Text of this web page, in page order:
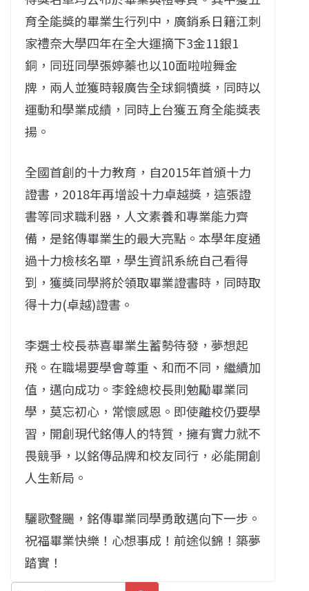
育全能獎的畢業生行列中，廣銷系日籍江刺
家禮奈大學四年在全大運摘下3金11銀1
銅，同班同學張婷蓁也以10面啦啦舞金
牌，兩人並獲時報廣告全球銅犢獎，同時以
運動和學業成績，同時上台獲五育全能獎表
揚。
全國首創的十力教育，自2015年首頒十力
證書，2018年再增設十力卓越獎，這張證
書等同求職利器，人文素養和專業能力齊
備，是銘傳畢業生的最大亮點。本學年度通
過十力檢核名單，學生資訊系統自己看得
到，獲獎同學將於領取畢業證書時，同時取
得十力(卓越)證書。
李選士校長恭喜畢業生蓄勢待發，夢想起
飛。在職場要學會尊重、和而不同，繼續加
值，邁向成功。李銓總校長則勉勵畢業同
學，莫忘初心，常懷感恩。即使離校仍要學
習，開創現代銘傳人的特質，擁有實力就不
畏競爭，以銘傳品牌和校友同行，必能開創
人生新局。
驪歌聲颺，銘傳畢業同學勇敢邁向下一步。
祝福畢業快樂！心想事成！前途似錦！築夢
踏實！